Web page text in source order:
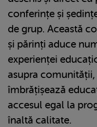
conferințe și
de grup. Această
și părinți aduce
experienței
asupra
îmbrățișează
accesul egal la
înaltă calitate.